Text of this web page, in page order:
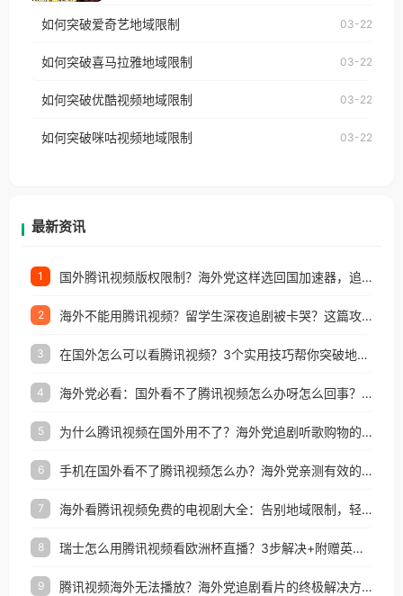
使用番茄回国加速器，即可解决「海外用户收听腾讯
台湾、美国、加拿大、澳大利亚、欧洲等国家和地区
权限制所困扰。
播放”的提示语。 海外用户如香港、澳门、台湾、美
国、加拿大、澳大利亚、欧洲等国家和地区时，网易
制问题，且仅能在中国大陆地区播放。 遇到这个问题
户收听网易云音乐地区版权限制」的问题，无论人在
如何突破爱奇艺地域限制 03-22
如何突破喜马拉雅地域限制 03-22
如何突破优酷视频地域限制 03-22
如何突破咪咕视频地域限制 03-22
最新资讯
1 国外腾讯视频版权限制？海外党这样选回国加速器，追剧听歌办事全搞定
2 海外不能用腾讯视频？留学生深夜追剧被卡哭？这篇攻略帮你一键回国看剧听歌
3 在国外怎么可以看腾讯视频？3个实用技巧帮你突破地域限制（附避坑指南）
4 海外党必看：国外看不了腾讯视频怎么办呀怎么回事？3步解决地区限制
5 为什么腾讯视频在国外用不了？海外党追剧听歌购物的终极解决方案
6 手机在国外看不了腾讯视频怎么办？海外党亲测有效的追剧自由指南
7 海外看腾讯视频免费的电视剧大全：告别地域限制，轻松追剧的实用指南
8 瑞士怎么用腾讯视频看欧洲杯直播？3步解决+附赠英国多米音乐爱奇艺省钱攻略
9 腾讯视频海外无法播放？海外党追剧看片的终极解决方案来了